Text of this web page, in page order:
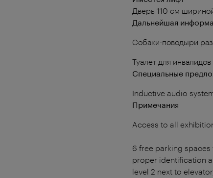
Дверь 110 см
Дальнейшая
Собаки-поводыри
Туалет для инвалидов
Специальные
Inductive audio
Примечания
Access to all
6 free parking
proper identification
level 2 next to